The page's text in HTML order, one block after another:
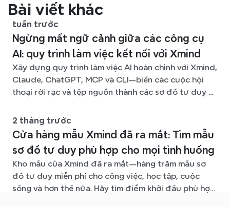
Bài viết khác
tuần trước
Ngừng mất ngữ cảnh giữa các công cụ
AI: quy trình làm việc kết nối với Xmind
Xây dựng quy trình làm việc AI hoàn chỉnh với Xmind,
Claude, ChatGPT, MCP và CLI—biến các cuộc hội
thoại rời rạc và tệp nguồn thành các sơ đồ tư duy rõ
2 tháng trước
Cửa hàng mẫu Xmind đã ra mắt: Tìm mẫu
sơ đồ tư duy phù hợp cho mọi tình huống
Kho mẫu của Xmind đã ra mắt—hàng trăm mẫu sơ
đồ tư duy miễn phí cho công việc, học tập, cuộc
sống và hơn thế nữa. Hãy tìm điểm khởi đầu phù hợp